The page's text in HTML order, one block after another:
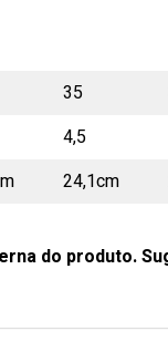
35
4,5
24,1cm
do produto.